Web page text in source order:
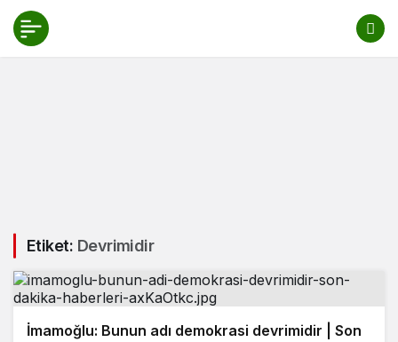
Etiket: Devrimidir
İmamoğlu: Bunun adı demokrasi devrimidir | Son